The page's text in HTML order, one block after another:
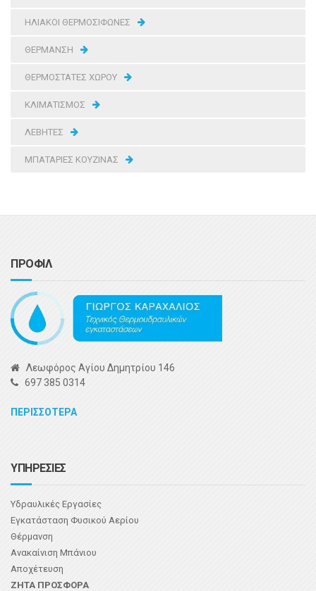
ΗΛΙΑΚΟΙ ΘΕΡΜΟΣΙΦΩΝΕΣ
ΘΕΡΜΑΝΣΗ
ΘΕΡΜΟΣΤΑΤΕΣ ΧΩΡΟΥ
ΚΛΙΜΑΤΙΣΜΟΣ
ΛΕΒΗΤΕΣ
ΜΠΑΤΑΡΙΕΣ ΚΟΥΖΙΝΑΣ
ΠΡΟΦΙΛ
Λεωφόρος Αγίου Δημητρίου 146
697 385 0314
ΠΕΡΙΣΣΟΤΕΡΑ
ΥΠΗΡΕΣΙΕΣ
Υδραυλικές Εργασίες
Εγκατάσταση Φυσικού Αερίου
Θέρμανση
Ανακαίνιση Μπάνιου
Αποχέτευση
ΖΗΤΑ ΠΡΟΣΦΟΡΑ